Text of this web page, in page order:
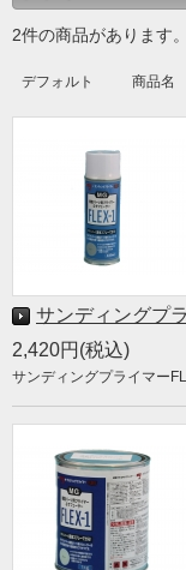
2件の商品があります。
デフォルト 商品名
サンディングプ
2,420円(税込)
サンディングプライマー